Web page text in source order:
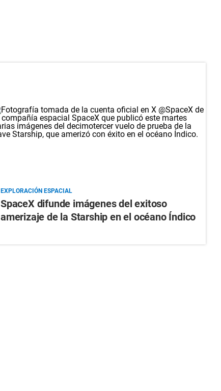
EXPLORACIÓN ESPACIAL
SpaceX difunde imágenes del exitoso
amerizaje de la Starship en el océano Índico